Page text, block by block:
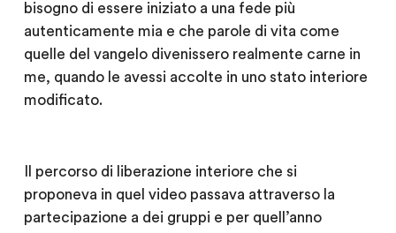
bisogno di essere iniziato a una fede più
autenticamente mia e che parole di vita come
quelle del vangelo divenissero realmente carne in
me, quando le avessi accolte in uno stato interiore
modificato.
Il percorso di liberazione interiore che si
proponeva in quel video passava attraverso la
partecipazione a dei gruppi e per quell’anno